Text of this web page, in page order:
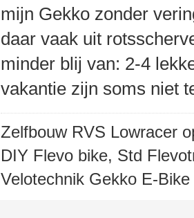
mijn Gekko zonder
daar vaak uit
minder blij van: 2-4
vakantie zijn soms niet
Zelfbouw RVS Lowracer
DIY Flevo bike, Std
Velotechnik Gekko E-Bike